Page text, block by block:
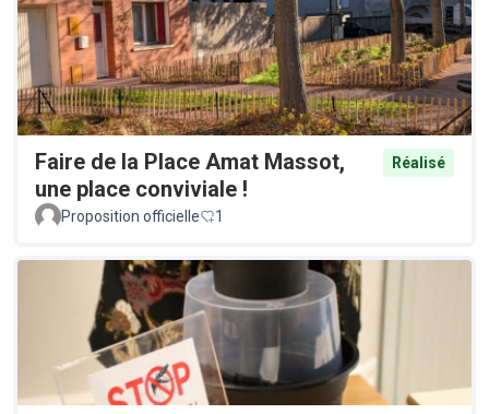
Faire de la Place Amat Massot,
une place conviviale !
Réalisé
Proposition officielle 1